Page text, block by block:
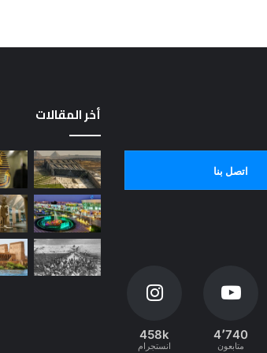
اتصل بنا
4٬740
متابعون
458k
انستجرام
أخر المقالات